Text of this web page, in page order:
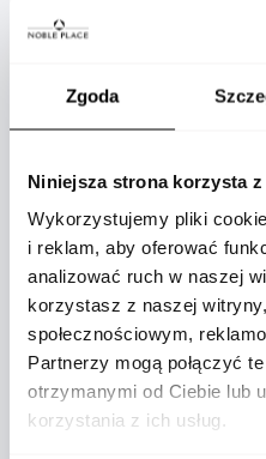
Zgoda
Niniejsza strona korzysta
Wykorzystujemy pliki
i reklam, aby oferować
analizować ruch w naszej
korzystasz z naszej
społecznościowym,
Partnerzy mogą połączyć
otrzymanymi od Ciebie lub
korzystania z ich usług.
Montblanc
Torba miejska Montblanc
Sartorial Nano Travel cassis
MB199452